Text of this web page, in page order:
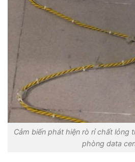
Cảm biến phát hiện rò rỉ chất lỏng
phòng data